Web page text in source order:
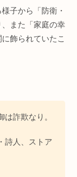
子から「防衛・
また「家庭の幸
飾られていたこ
詐欺なり。
詩人、ストア